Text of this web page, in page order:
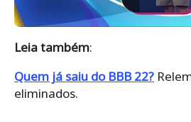
Leia também:
Quem já saiu do BBB 22?
eliminados.